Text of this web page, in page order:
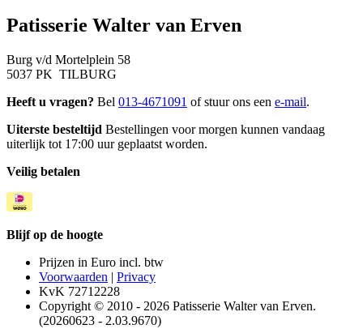
Patisserie Walter van Erven
Burg v/d Mortelplein 58
5037 PK TILBURG
Heeft u vragen? Bel 013-4671091 of stuur ons een e-mail.
Uiterste besteltijd Bestellingen voor morgen kunnen vandaag
uiterlijk tot 17:00 uur geplaatst worden.
Veilig betalen
Blijf op de hoogte
Prijzen in Euro incl. btw
Voorwaarden | Privacy
KvK 72712228
Copyright © 2010 - 2026 Patisserie Walter van Erven.
(20260623 - 2.03.9670)